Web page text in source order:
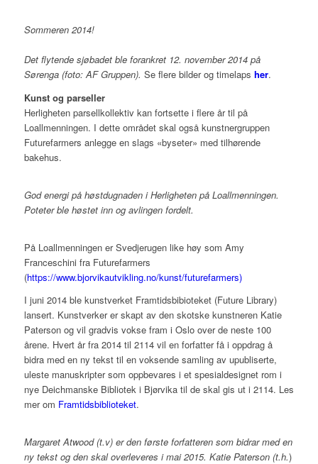
Sommeren 2014!
Det flytende sjøbadet ble forankret 12. november 2014 på
Sørenga (foto: AF Gruppen). Se flere bilder og timelaps her.
Kunst og parseller
Herligheten parsellkollektiv kan fortsette i flere år til på
Loallmenningen. I dette området skal også kunstnergruppen
Futurefarmers anlegge en slags «byseter» med tilhørende
bakehus.
God energi på høstdugnaden i Herligheten på Loallmenningen.
Poteter ble høstet inn og avlingen fordelt.
På Loallmenningen er Svedjerugen like høy som Amy
Franceschini fra Futurefarmers
(https://www.bjorvikautvikling.no/kunst/futurefarmers)
I juni 2014 ble kunstverket Framtidsbibioteket (Future Library)
lansert. Kunstverker er skapt av den skotske kunstneren Katie
Paterson og vil gradvis vokse fram i Oslo over de neste 100
årene. Hvert år fra 2014 til 2114 vil en forfatter få i oppdrag å
bidra med en ny tekst til en voksende samling av upubliserte,
uleste manuskripter som oppbevares i et spesialdesignet rom i
nye Deichmanske Bibliotek i Bjørvika til de skal gis ut i 2114. Les
mer om Framtidsbiblioteket.
Margaret Atwood (t.v) er den første forfatteren som bidrar med en
ny tekst og den skal overleveres i mai 2015. Katie Paterson (t.h.)